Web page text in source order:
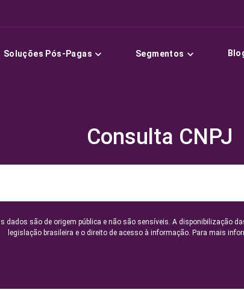
Soluções Pós-Pagas Segmentos
Consulta CNPJ
dados são de origem pública e não são sensíveis. A disponibilização
legislação brasileira e o direito de acesso à informação. Para mais